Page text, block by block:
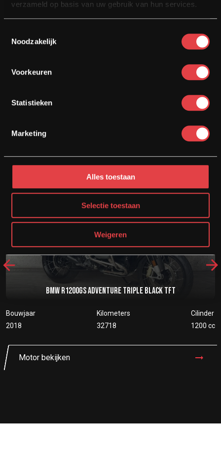
verzameld op basis van uw gebruik van hun services.
Noodzakelijk
Voorkeuren
Statistieken
Marketing
Alles toestaan
Selectie toestaan
Weigeren
MOTOR VERKOPEN?
BMW R1200GS ADVENTURE TRIPLE BLACK TFT
Bouwjaar
2018
Kilometers
32718
Cilinder
1200 cc
Motor bekijken